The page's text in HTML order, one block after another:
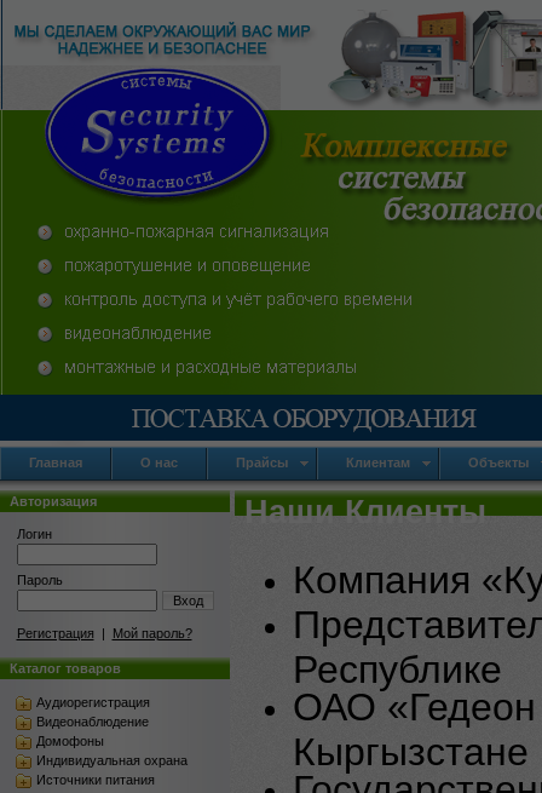
Главная О нас Прайсы Клиентам Объекты
Авторизация
Логин
Пароль
Вход
Регистрация | Мой пароль?
Каталог товаров
Аудиорегистрация
Видеонаблюдение
Домофоны
Индивидуальная охрана
Источники питания
Наши Клиенты
Компания
Республике
ОАО «Гедеон
Кыргызстане